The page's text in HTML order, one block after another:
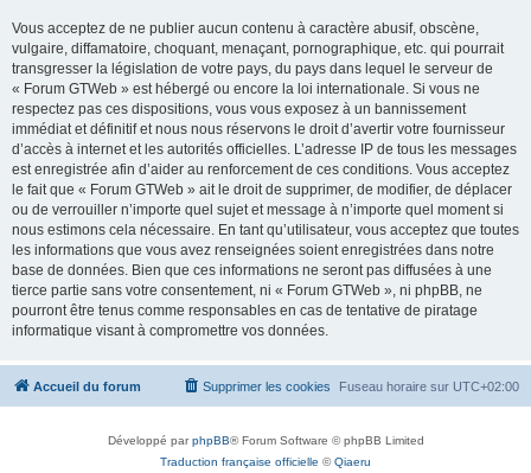
Vous acceptez de ne publier aucun contenu à caractère abusif, obscène,
vulgaire, diffamatoire, choquant, menaçant, pornographique, etc. qui pourrait
transgresser la législation de votre pays, du pays dans lequel le serveur de
« Forum GTWeb » est hébergé ou encore la loi internationale. Si vous ne
respectez pas ces dispositions, vous vous exposez à un bannissement
immédiat et définitif et nous nous réservons le droit d’avertir votre fournisseur
d’accès à internet et les autorités officielles. L’adresse IP de tous les messages
est enregistrée afin d’aider au renforcement de ces conditions. Vous acceptez
le fait que « Forum GTWeb » ait le droit de supprimer, de modifier, de déplacer
ou de verrouiller n’importe quel sujet et message à n’importe quel moment si
nous estimons cela nécessaire. En tant qu’utilisateur, vous acceptez que toutes
les informations que vous avez renseignées soient enregistrées dans notre
base de données. Bien que ces informations ne seront pas diffusées à une
tierce partie sans votre consentement, ni « Forum GTWeb », ni phpBB, ne
pourront être tenus comme responsables en cas de tentative de piratage
informatique visant à compromettre vos données.
Accueil du forum Fuseau horaire sur UTC+02:00
Supprimer les cookies
Développé parphpBB® Forum Software © phpBB Limited
Traduction française officielle ©Qiaeru